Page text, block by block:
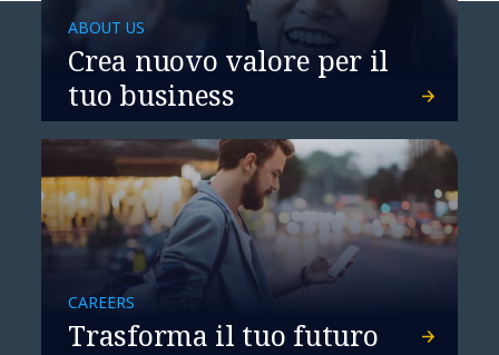
In Italia uno dei sei
Innovation Center aperti
da NTT DATA nel mondo
ABOUT US
Crea nuovo valore per il
tuo business
CAREERS
Trasforma il tuo futuro